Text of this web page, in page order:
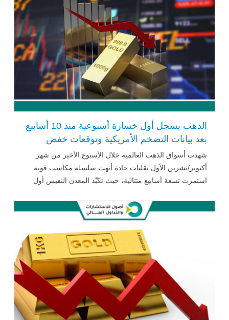
الذهب يسجل أول خسارة أسبوعية منذ 10 أسابيع
بعد بيانات التضخم الأمريكية وتوقعات خفض
الفائدة
شهدت أسواق الذهب العالمية خلال الأسبوع الأخير من شهر
أكتوبر/تشرين الأول تقلبات حادة أنهت سلسلة مكاسب قوية
استمرت تسعة أسابيع متتالية، حيث تكبّد المعدن النفيس أول